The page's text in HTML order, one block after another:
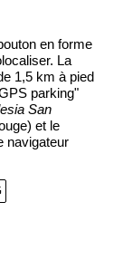
en forme
La
1,5 km à pied
parking"
San
et le
navigateur